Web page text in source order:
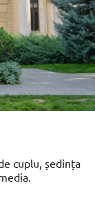
cuplu, ședința